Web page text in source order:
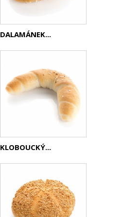
DALAMÁNEK...
KLOBOUCKÝ...